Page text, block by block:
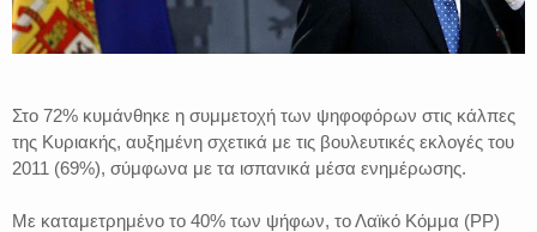
Στο 72% κυμάνθηκε η συμμετοχή των ψηφοφόρων στις κάλπες
της Κυριακής, αυξημένη σχετικά με τις βουλευτικές εκλογές του
2011 (69%), σύμφωνα με τα ισπανικά μέσα ενημέρωσης.
Με καταμετρημένο το 40% των ψήφων, το Λαϊκό Κόμμα (PP)